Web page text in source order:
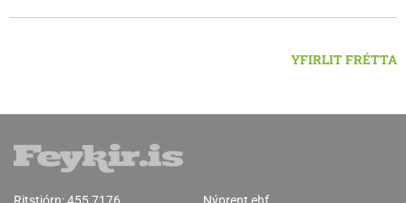
gjafabréf að upphæð kr: 737.800 upp í kaup á
YFIRLIT FRÉTTA
Ritstjórn:455 7176 Nýprent ehf